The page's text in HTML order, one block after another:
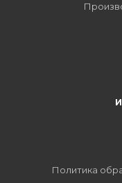
Политика